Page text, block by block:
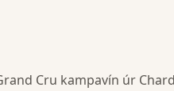
Cru kampavín úr